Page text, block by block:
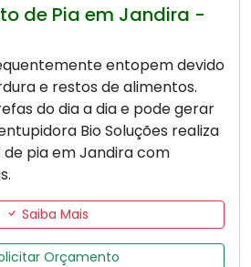
de Pia em Jandira -
entopem devido
e restos de alimentos.
do dia a dia e pode gerar
Bio Soluções realiza
pia em Jandira com
Saiba Mais
Orçamento